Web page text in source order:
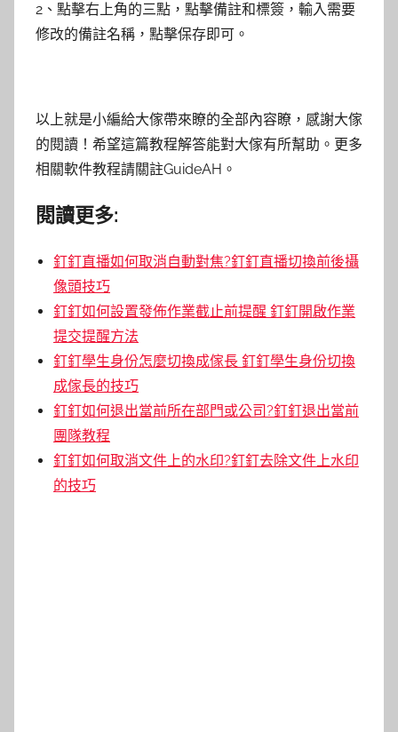
2、點擊右上角的三點，點擊備註和標簽，輸入需要
修改的備註名稱，點擊保存即可。
以上就是小編給大傢帶來瞭的全部內容瞭，感謝大傢
的閱讀！希望這篇教程解答能對大傢有所幫助。更多
相關軟件教程請關註GuideAH。
閱讀更多:
釘釘直播如何取消自動對焦?釘釘直播切換前後攝
像頭技巧
釘釘如何設置發佈作業截止前提醒 釘釘開啟作業
提交提醒方法
釘釘學生身份怎麼切換成傢長 釘釘學生身份切換
成傢長的技巧
釘釘如何退出當前所在部門或公司?釘釘退出當前
團隊教程
釘釘如何取消文件上的水印?釘釘去除文件上水印
的技巧